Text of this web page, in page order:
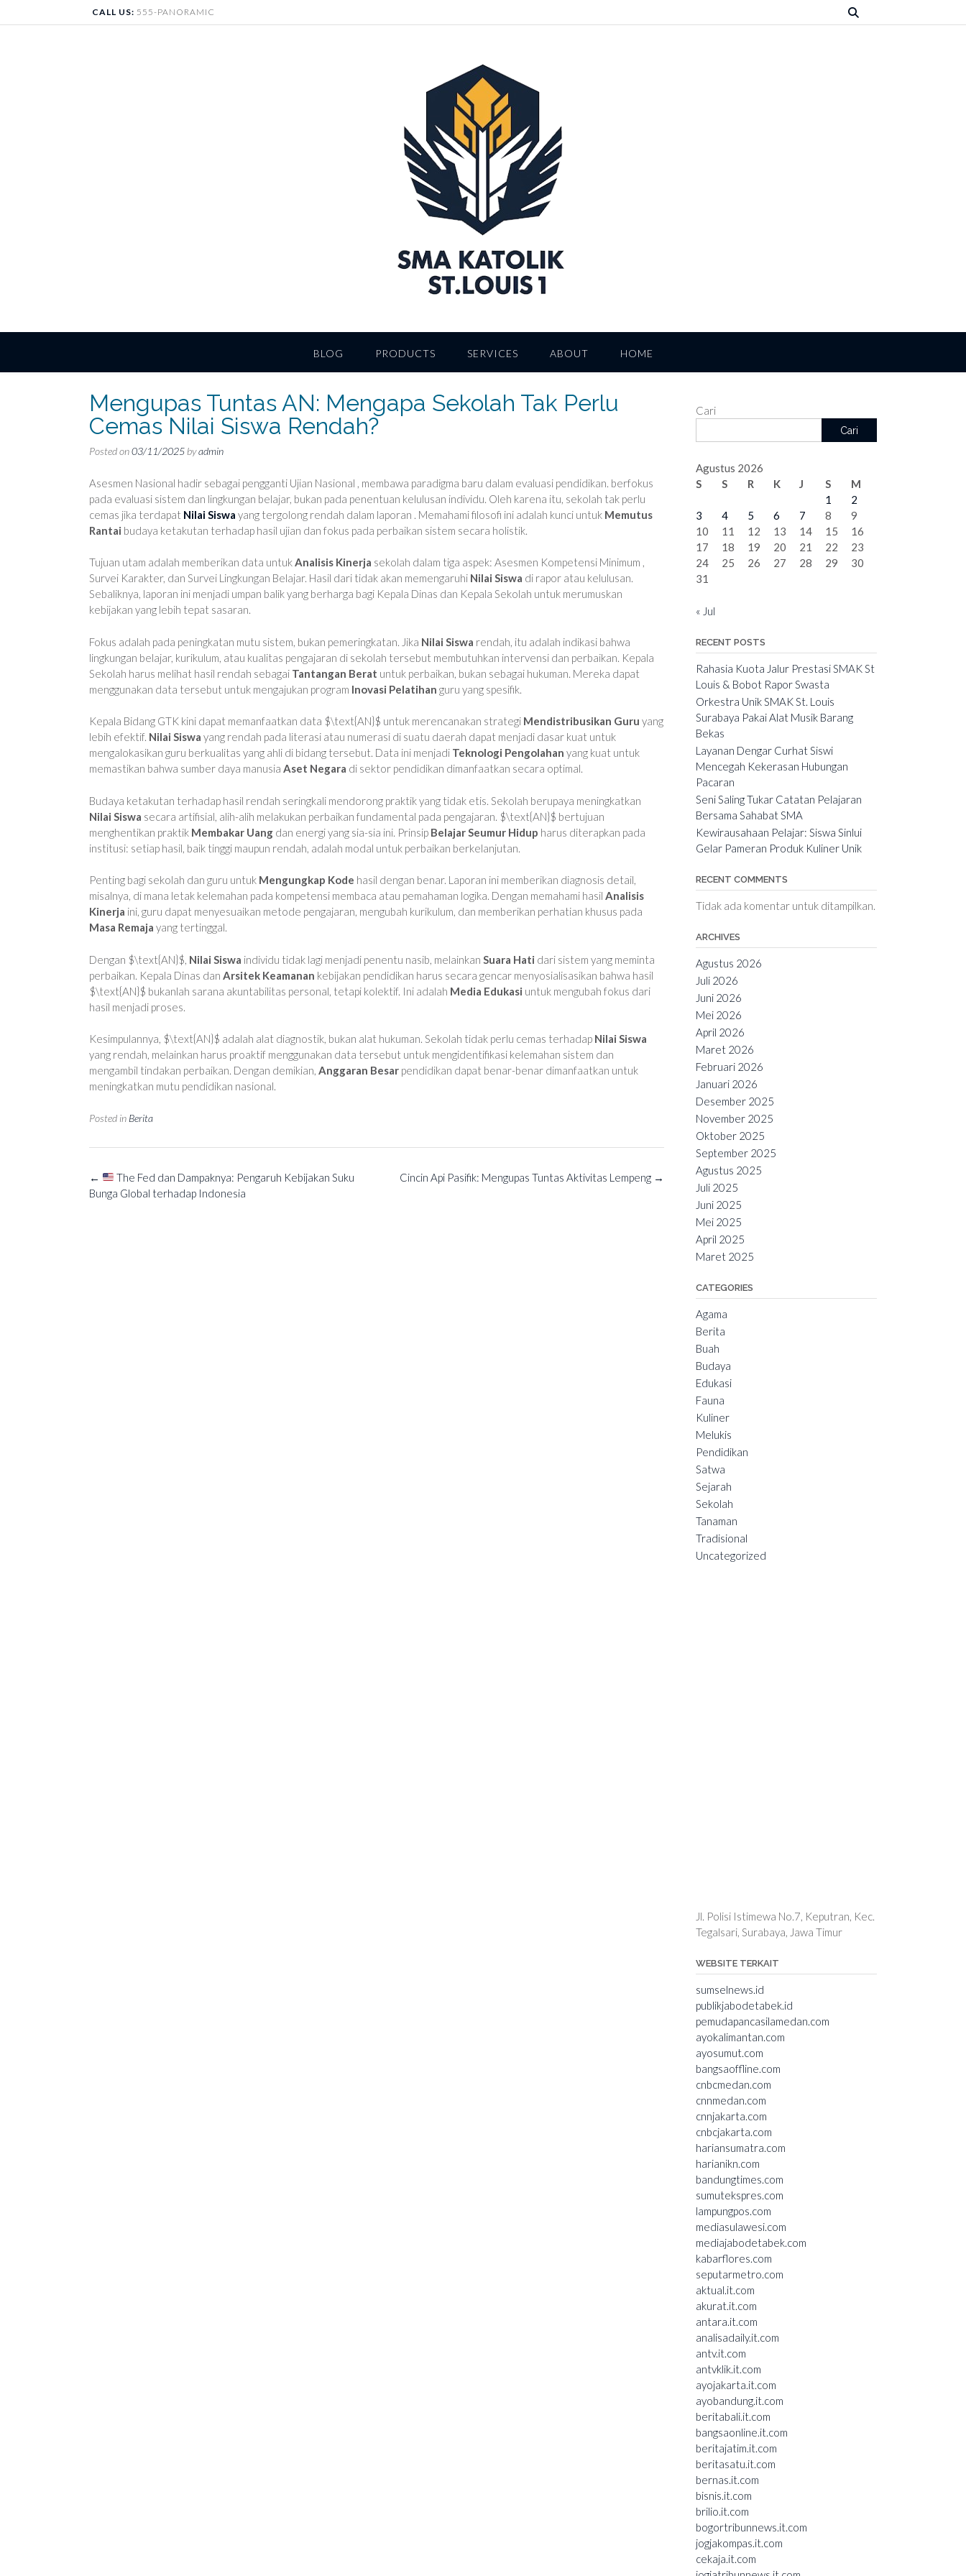
to
CALL US: 555-PANORAMIC
BLOG PRODUCTS SERVICES ABOUT HOME
Mengupas Tuntas AN: Mengapa Sekolah Tak Perlu
Cemas Nilai Siswa Rendah?
Posted on03/11/2025 byadmin
Asesmen Nasional hadir sebagai pengganti Ujian Nasional , membawa paradigma baru dalam evaluasi pendidikan. berfokus
pada evaluasi sistem dan lingkungan belajar, bukan pada penentuan kelulusan individu. Oleh karena itu, sekolah tak perlu
cemas jika terdapat Nilai Siswa yang tergolong rendah dalam laporan . Memahami filosofi ini adalah kunci untuk Memutus
Rantai budaya ketakutan terhadap hasil ujian dan fokus pada perbaikan sistem secara holistik.
Tujuan utam adalah memberikan data untukAnalisis Kinerja sekolah dalam tiga aspek: Asesmen Kompetensi Minimum ,
Survei Karakter, dan Survei Lingkungan Belajar. Hasil dari tidak akan memengaruhi Nilai Siswa di rapor atau kelulusan.
Sebaliknya, laporan ini menjadi umpan balik yang berharga bagi Kepala Dinas dan Kepala Sekolah untuk merumuskan
kebijakan yang lebih tepat sasaran.
Fokus adalah pada peningkatan mutu sistem, bukan pemeringkatan. Jika Nilai Siswa rendah, itu adalah indikasi bahwa
lingkungan belajar, kurikulum, atau kualitas pengajaran di sekolah tersebut membutuhkan intervensi dan perbaikan. Kepala
Sekolah harus melihat hasil rendah sebagai Tantangan Berat untuk perbaikan, bukan sebagai hukuman. Mereka dapat
menggunakan data tersebut untuk mengajukan program Inovasi Pelatihan guru yang spesifik.
Kepala Bidang GTK kini dapat memanfaatkan data $\text{AN}$ untuk merencanakan strategi Mendistribusikan Guru yang
lebih efektif. Nilai Siswa yang rendah pada literasi atau numerasi di suatu daerah dapat menjadi dasar kuat untuk
mengalokasikan guru berkualitas yang ahli di bidang tersebut. Data ini menjadi Teknologi Pengolahan yang kuat untuk
memastikan bahwa sumber daya manusia Aset Negara di sektor pendidikan dimanfaatkan secara optimal.
Budaya ketakutan terhadap hasil rendah seringkali mendorong praktik yang tidak etis. Sekolah berupaya meningkatkan
Nilai Siswa secara artifisial, alih-alih melakukan perbaikan fundamental pada pengajaran. $\text{AN}$ bertujuan
menghentikan praktik Membakar Uang dan energi yang sia-sia ini. Prinsip Belajar Seumur Hidup harus diterapkan pada
institusi: setiap hasil, baik tinggi maupun rendah, adalah modal untuk perbaikan berkelanjutan.
Penting bagi sekolah dan guru untuk Mengungkap Kode hasil dengan benar. Laporan ini memberikan diagnosis detail,
misalnya, di mana letak kelemahan pada kompetensi membaca atau pemahaman logika. Dengan memahami hasil Analisis
Kinerja ini, guru dapat menyesuaikan metode pengajaran, mengubah kurikulum, dan memberikan perhatian khusus pada
Masa Remaja yang tertinggal.
Dengan $\text{AN}$, Nilai Siswa individu tidak lagi menjadi penentu nasib, melainkan Suara Hati dari sistem yang meminta
perbaikan. Kepala Dinas dan Arsitek Keamanan kebijakan pendidikan harus secara gencar menyosialisasikan bahwa hasil
$\text{AN}$ bukanlah sarana akuntabilitas personal, tetapi kolektif. Ini adalah Media Edukasi untuk mengubah fokus dari
hasil menjadi proses.
Kesimpulannya, $\text{AN}$ adalah alat diagnostik, bukan alat hukuman. Sekolah tidak perlu cemas terhadap Nilai Siswa
yang rendah, melainkan harus proaktif menggunakan data tersebut untuk mengidentifikasi kelemahan sistem dan
mengambil tindakan perbaikan. Dengan demikian, Anggaran Besar pendidikan dapat benar-benar dimanfaatkan untuk
meningkatkan mutu pendidikan nasional.
Posted in Berita
Post
navigation
Cincin Api Pasifik: Mengupas Tuntas Aktivitas Lempeng →
←
The Fed dan Dampaknya: Pengaruh Kebijakan Suku
Bunga Global terhadap Indonesia
Cari
Cari
Agustus 2026
S
S R K J S
M
1
2
3
4 5 6 7 8
9
10
11 12 13 14 15
16
17
18 19 20 21 22
23
24
25 26 27 28 29
30
31
« Jul
RECENT POSTS
Rahasia Kuota Jalur Prestasi SMAK St
Louis & Bobot Rapor Swasta
Orkestra Unik SMAK St. Louis
Surabaya Pakai Alat Musik Barang
Bekas
Layanan Dengar Curhat Siswi
Mencegah Kekerasan Hubungan
Pacaran
Seni Saling Tukar Catatan Pelajaran
Bersama Sahabat SMA
Kewirausahaan Pelajar: Siswa Sinlui
Gelar Pameran Produk Kuliner Unik
RECENT COMMENTS
Tidak ada komentar untuk ditampilkan.
ARCHIVES
Agustus 2026
Juli 2026
Juni 2026
Mei 2026
April 2026
Maret 2026
Februari 2026
Januari 2026
Desember 2025
November 2025
Oktober 2025
September 2025
Agustus 2025
Juli 2025
Juni 2025
Mei 2025
April 2025
Maret 2025
CATEGORIES
Agama
Berita
Buah
Budaya
Edukasi
Fauna
Kuliner
Melukis
Pendidikan
Satwa
Sejarah
Sekolah
Tanaman
Tradisional
Uncategorized
Jl. Polisi Istimewa No.7, Keputran, Kec.
Tegalsari, Surabaya, Jawa Timur
WEBSITE TERKAIT
sumselnews.id
publikjabodetabek.id
pemudapancasilamedan.com
ayokalimantan.com
ayosumut.com
bangsaoffline.com
cnbcmedan.com
cnnmedan.com
cnnjakarta.com
cnbcjakarta.com
hariansumatra.com
harianikn.com
bandungtimes.com
sumutekspres.com
lampungpos.com
mediasulawesi.com
mediajabodetabek.com
kabarflores.com
seputarmetro.com
aktual.it.com
akurat.it.com
antara.it.com
analisadaily.it.com
antv.it.com
antvklik.it.com
ayojakarta.it.com
ayobandung.it.com
beritabali.it.com
bangsaonline.it.com
beritajatim.it.com
beritasatu.it.com
bernas.it.com
bisnis.it.com
brilio.it.com
bogortribunnews.it.com
jogjakompas.it.com
cekaja.it.com